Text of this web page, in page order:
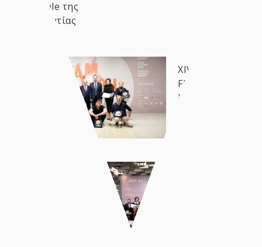
Biennale της
Φλωρεντίας
XIV
FLORENCE
BIENNALE - I